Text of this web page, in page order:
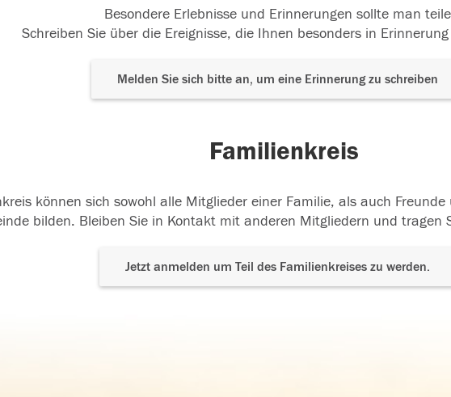
Besondere Erlebnisse und Erinnerungen sollte man
Schreiben Sie über die Ereignisse, die Ihnen besonders in
Melden Sie sich bitte an, um eine Erinnerung zu schreiben
Familienkreis
können sich sowohl alle Mitglieder einer Familie, als auch
bilden. Bleiben Sie in Kontakt mit anderen Mitgliedern und tragen
Jetzt anmelden um Teil des Familienkreises zu werden.